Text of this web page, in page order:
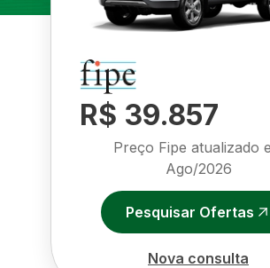
R$ 39.857
Preço Fipe atualizado
Ago/2026
Pesquisar Ofertas
Nova consulta